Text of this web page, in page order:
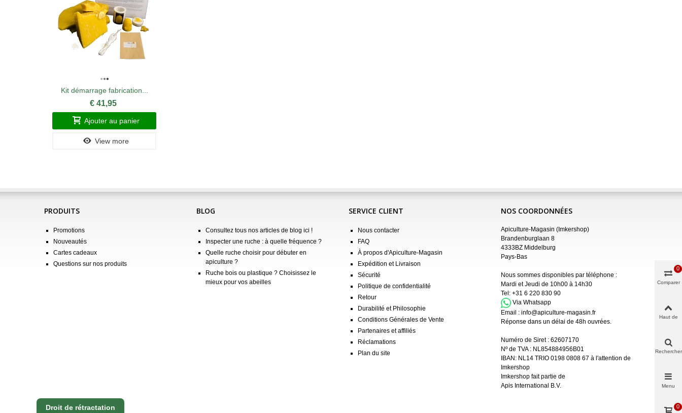
Kit démarrage fabrication...
€ 41,95
Ajouter au panier
View more
PRODUITS
Promotions
Nouveautés
Cartes cadeaux
Questions sur nos produits
BLOG
Consultez tous nos articles de blog ici !
Inspecter une ruche : à quelle fréquence ?
Quelle ruche choisir pour débuter en
apiculture ?
Ruche bois ou plastique ? Choisissez le
mieux pour vos abeilles
SERVICE CLIENT
Nous contacter
FAQ
À propos d'Apiculture-Magasin
Expédition et Livraison
Sécurité
Politique de confidentialité
Retour
Durabilité et Philosophie
Conditions Générales de Vente
Partenaires et affiliés
Réclamations
Plan du site
NOS COORDONNÉES
Apiculture-Magasin (Imkershop)
Brandenburglaan 8
4333BZ Middelburg
Pays-Bas
Nous sommes disponibles par téléphone :
Mardi et Jeudi de 10h00 à 14h30
Tel: +31 6 220 830 90
Via Whatsapp
Email : info@apiculture-magasin.fr
Réponse dans un délai de 48h ouvrées.
Numéro de Siret : 62607170
Nº de TVA : NL854884956B01
IBAN: NL14 TRIO 0198 0808 67 à l'attention de
Imkershop
Imkershop fait partie de
Apis International B.V.
Droit de rétractation
Comparer
0
Haut de
Rechercher
Menu
0